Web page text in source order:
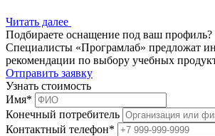
Читать далее
Подбираете оснащение под ваш профиль?
Специалисты «Програмлаб» предложат
рекомендации по выбору учебных
Отправить заявку
Узнать стоимость
Имя*
Конечный потребитель
Контактный телефон*